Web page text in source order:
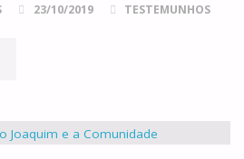
23/10/2019 TESTEMUNHOS